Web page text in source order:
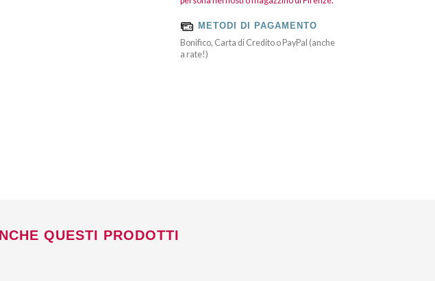
METODI DI PAGAMENTO
Bonifico, Carta di Credito o PayPal (anche
a rate!)
QUESTI PRODOTTI